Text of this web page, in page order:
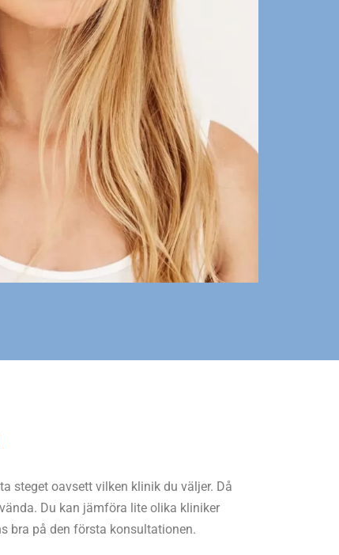
steget oavsett vilken klinik du väljer. Då
Du kan jämföra lite olika kliniker
bra på den första konsultationen.